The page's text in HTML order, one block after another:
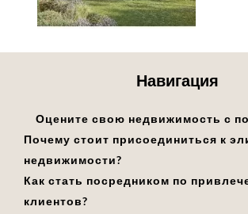
Навигация
Оцените свою недвижимость с
Почему стоит присоединиться к
недвижимости?
Как стать посредником по
клиентов?